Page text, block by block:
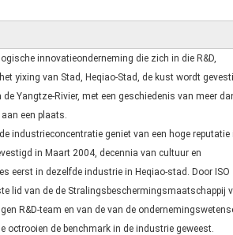
innovatieonderneming die zich in die R&D,
yixing van Stad, Heqiao-Stad, de kust wordt
Yangtze-Rivier, met een geschiedenis van meer
een plaats.
industrieconcentratie geniet van een hoge reputatie
in Maart 2004, decennia van cultuur en
eerst in dezelfde industrie in Heqiao-stad. Door ISO
lid van de de Stralingsbeschermingsmaatschappij
R&D-team en van de van de
octrooien de benchmark in de industrie geweest.